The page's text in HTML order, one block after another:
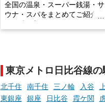
全国の温泉・スーパー銭湯・サ
ウナ・スパをまとめてご紹介！
います。
現地取材記事もあわせて紹介し
ていますので、気になる施設は
ぜひチェックして次のおでかけ
東京メトロ日比谷線
北千住 南千住 三ノ輪 入谷
東銀座
銀座 日比谷 霞ケ関